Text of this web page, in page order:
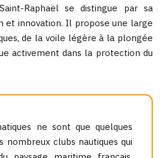
Raphaël se distingue par sa
et innovation. Il propose une large
de la voile légère à la plongée
activement dans la protection du
ne sont que quelques
nombreux clubs nautiques qui